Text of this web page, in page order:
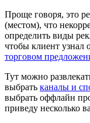
Проще говоря, это
(местом), что
определить виды
чтобы клиент узнал
торговом
Тут можно
выбрать каналы и
выбрать оффлайн
приведу несколько